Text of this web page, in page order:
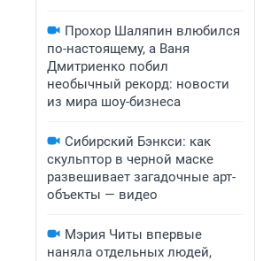
Прохор Шаляпин влюбился
по-настоящему, а Ваня
Дмитриенко побил
необычный рекорд: новости
из мира шоу-бизнеса
Сибирский Бэнкси: как
скульптор в черной маске
развешивает загадочные арт-
объекты — видео
Мэрия Читы впервые
наняла отдельных людей,